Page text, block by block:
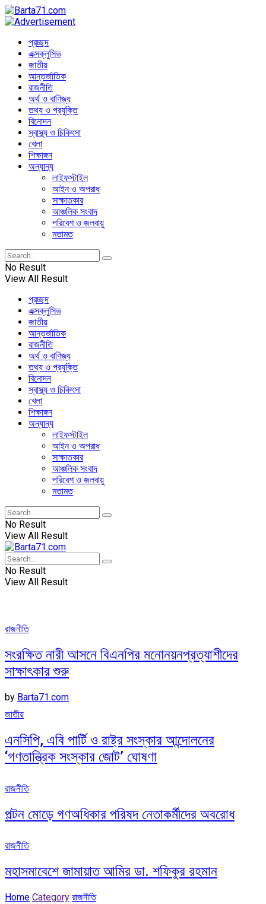
প্রচ্ছদ
এক্সক্লুসিভ
জাতীয়
আন্তর্জাতিক
রাজনীতি
অর্থ ও বাণিজ্য
তথ্য ও প্রযুক্তি
বিনোদন
স্বাস্থ্য ও চিকিৎসা
খেলা
শিক্ষাঙ্গন
অন্যান্য
লাইফস্টাইল
আইন ও অপরাধ
সাক্ষাতকার
আঞ্চলিক সংবাদ
পরিবেশ ও জলবায়ু
মতামত
No Result
View All Result
প্রচ্ছদ
এক্সক্লুসিভ
জাতীয়
আন্তর্জাতিক
রাজনীতি
অর্থ ও বাণিজ্য
তথ্য ও প্রযুক্তি
বিনোদন
স্বাস্থ্য ও চিকিৎসা
খেলা
শিক্ষাঙ্গন
অন্যান্য
লাইফস্টাইল
আইন ও অপরাধ
সাক্ষাতকার
আঞ্চলিক সংবাদ
পরিবেশ ও জলবায়ু
মতামত
No Result
View All Result
No Result
View All Result
রাজনীতি
সংরক্ষিত নারী আসনে বিএনপির মনোনয়নপ্রত্যাশীদের
সাক্ষাৎকার শুরু
by Barta71.com
জাতীয়
এনসিপি, এবি পার্টি ও রাষ্ট্র সংস্কার আন্দোলনের
‘গণতান্ত্রিক সংস্কার জোট’ ঘোষণা
রাজনীতি
পল্টন মোড়ে গণঅধিকার পরিষদ নেতাকর্মীদের অবরোধ
রাজনীতি
মহাসমাবেশে জামায়াত আমির ডা. শফিকুর রহমান
Home Category রাজনীতি